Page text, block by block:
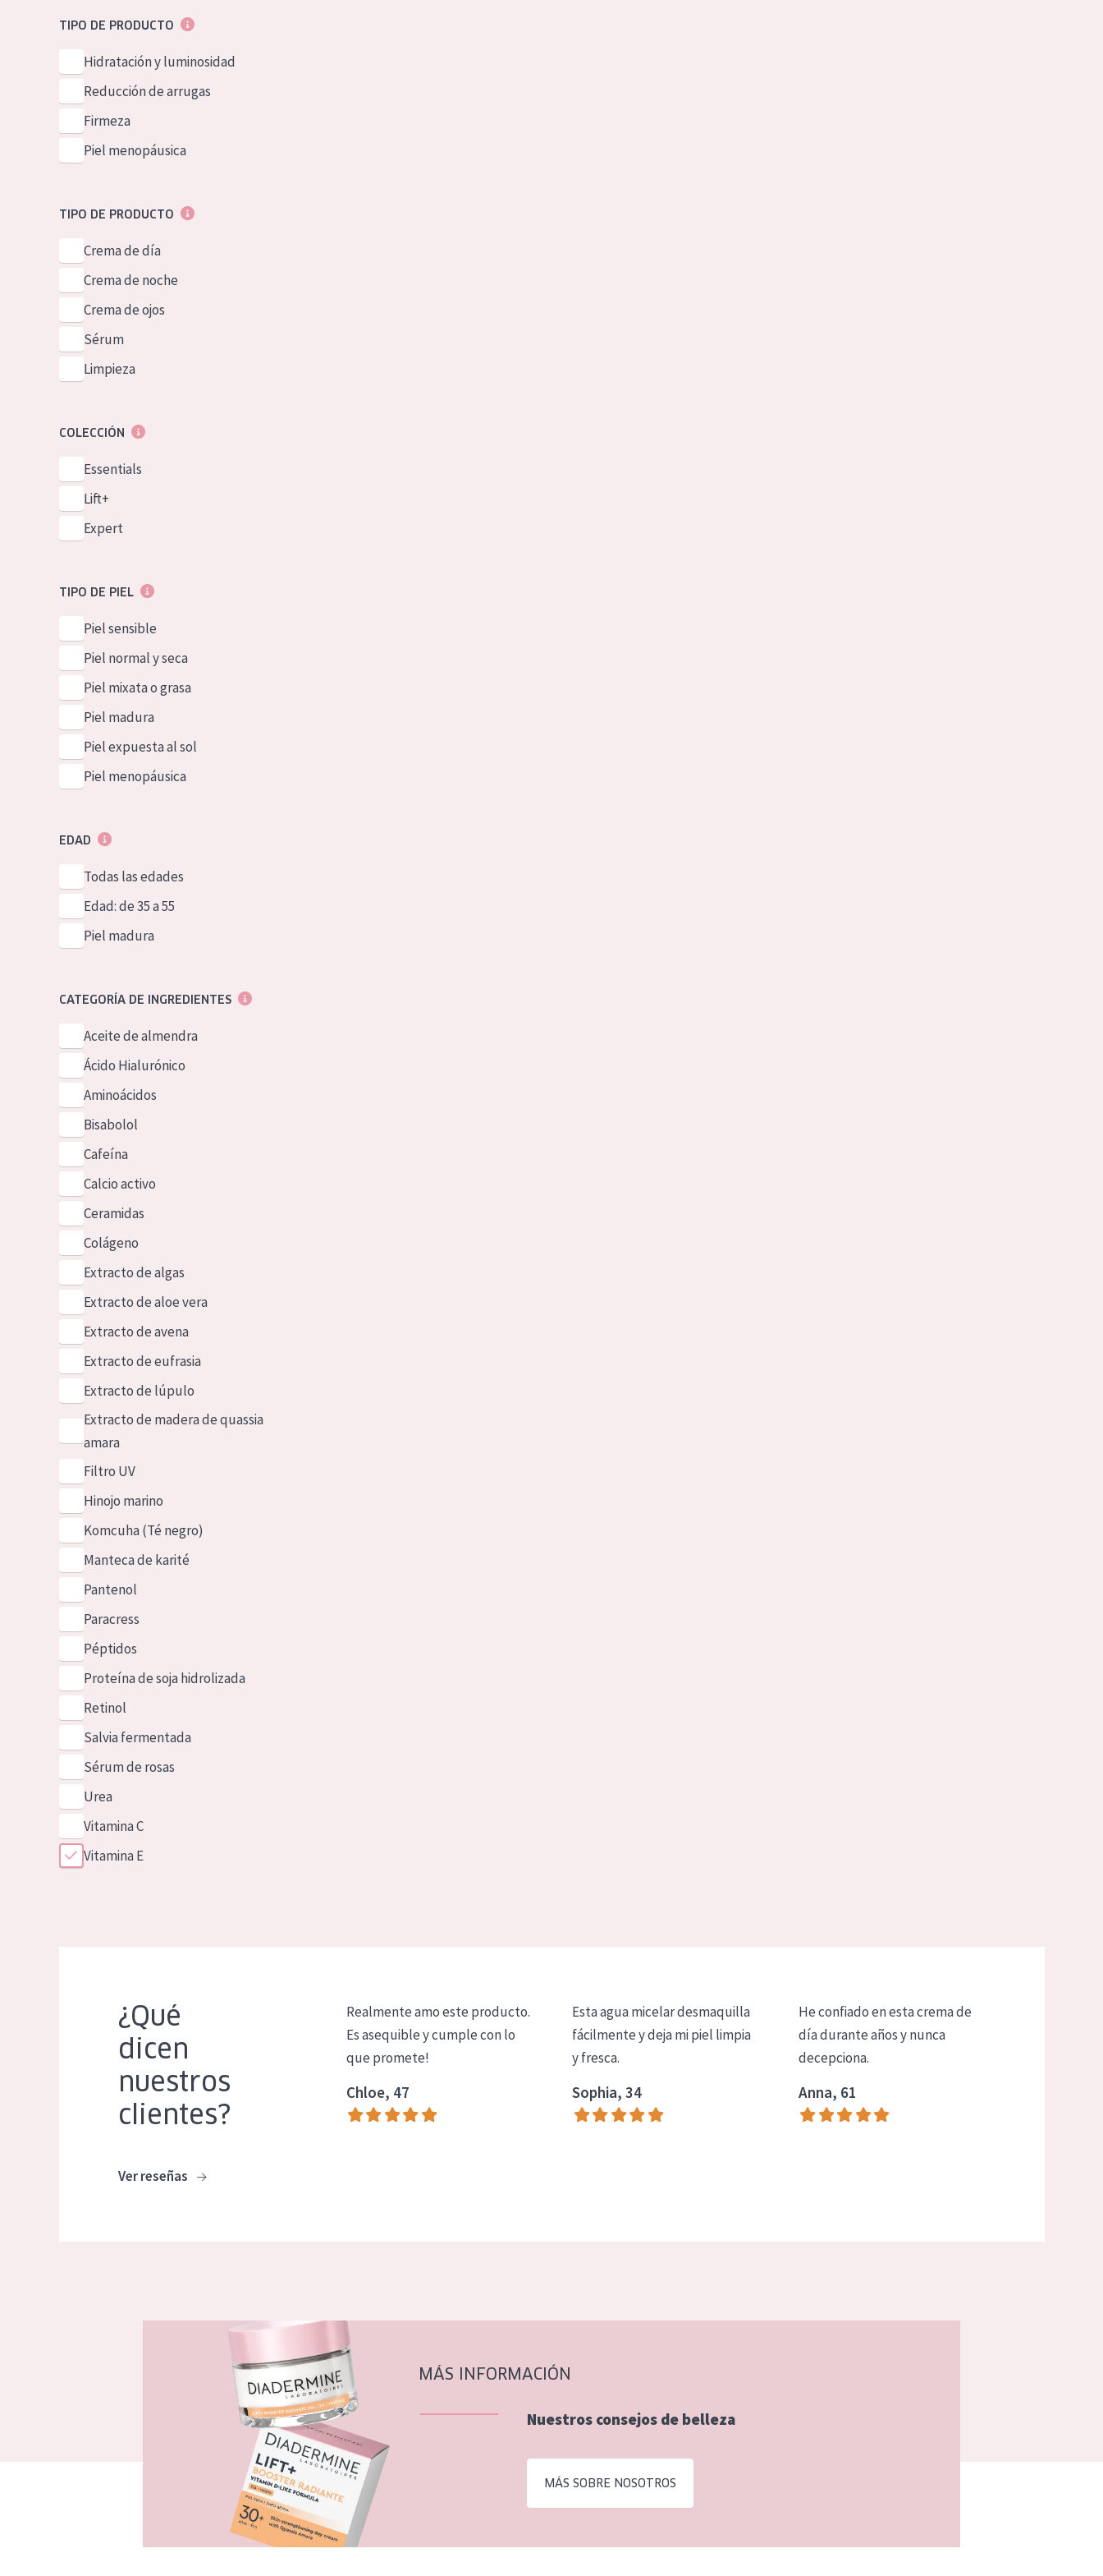
GermanTIPO DE PRODUCTO
Hidratación y luminosidad
Reducción de arrugas
Firmeza
Piel menopáusica
TIPO DE PRODUCTO
Crema de día
Crema de noche
Crema de ojos
Sérum
Limpieza
COLECCIÓN
Essentials
Lift+
Expert
TIPO DE PIEL
Piel sensible
Piel normal y seca
Piel mixata o grasa
Piel madura
Piel expuesta al sol
Piel menopáusica
EDAD
Todas las edades
Edad: de 35 a 55
Piel madura
CATEGORÍA DE INGREDIENTES
Aceite de almendra
Ácido Hialurónico
Aminoácidos
Bisabolol
Cafeína
Calcio activo
Ceramidas
Colágeno
Extracto de algas
Extracto de aloe vera
Extracto de avena
Extracto de eufrasia
Extracto de lúpulo
Extracto de madera de quassia
amara
Filtro UV
Hinojo marino
Komcuha (Té negro)
Manteca de karité
Pantenol
Paracress
Péptidos
Proteína de soja hidrolizada
Retinol
Salvia fermentada
Sérum de rosas
Urea
Vitamina C
Vitamina E
¿Qué
dicen
nuestros
clientes?
Ver reseñas
Realmente amo este producto.
Es asequible y cumple con lo
que promete!
Chloe, 47
Esta agua micelar desmaquilla
fácilmente y deja mi piel limpia
y fresca.
Sophia, 34
He confiado en esta crema de
día durante años y nunca
decepciona.
Anna, 61
MÁS INFORMACIÓN
Nuestros consejos de belleza
MÁS SOBRE NOSOTROS